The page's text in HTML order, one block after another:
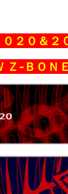
０２０＆２
Ｚ‐ＢＯＮ